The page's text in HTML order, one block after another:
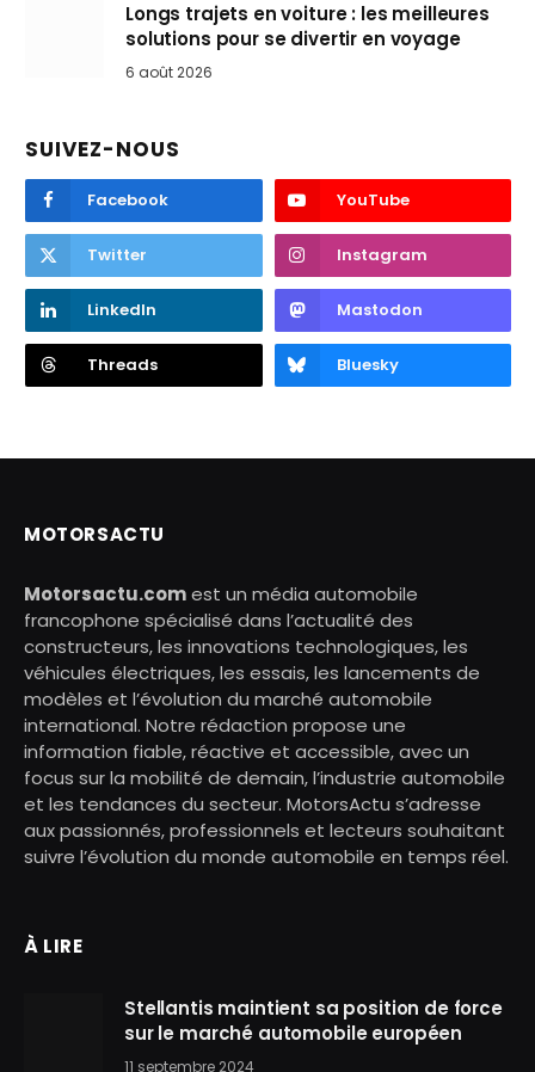
Longs trajets en voiture : les meilleures
solutions pour se divertir en voyage
6 août 2026
SUIVEZ-NOUS
Facebook YouTube
Twitter Instagram
LinkedIn Mastodon
Threads Bluesky
MOTORSACTU
Motorsactu.comest un média automobile
francophone spécialisé dans l’actualité des
constructeurs, les innovations technologiques, les
véhicules électriques, les essais, les lancements de
modèles et l’évolution du marché automobile
international. Notre rédaction propose une
information fiable, réactive et accessible, avec un
focus sur la mobilité de demain, l’industrie automobile
et les tendances du secteur. MotorsActu s’adresse
aux passionnés, professionnels et lecteurs souhaitant
suivre l’évolution du monde automobile en temps réel.
À LIRE
Stellantis maintient sa position de force
sur le marché automobile européen
11 septembre 2024